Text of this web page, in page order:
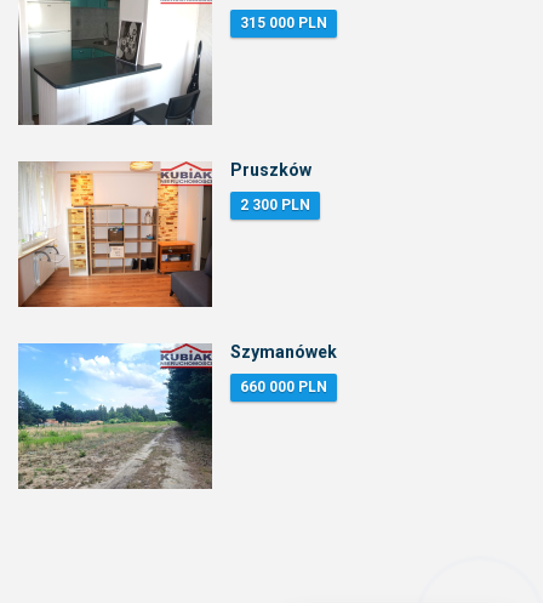
315 000 PLN
Pruszków
2 300 PLN
Szymanówek
660 000 PLN